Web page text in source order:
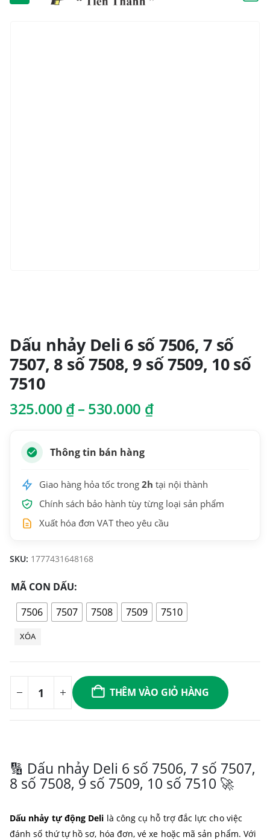
Dấu nhảy Deli 6 số 7506, 7 số
7507, 8 số 7508, 9 số 7509, 10 số
7510
325.000 ₫– 530.000 ₫Khoảng
530.000 ₫
Thông tin bán hàng
Giao hàng hỏa tốc trong 2h tại nội thành
Chính sách bảo hành tùy từng loại sản phẩm
Xuất hóa đơn VAT theo yêu cầu
SKU: 1777431648168
MÃ CON DẤU
7506
7507 7508 7509 7510
XÓA
THÊM VÀO GIỎ HÀNG
🔢 Dấu nhảy Deli 6 số 7506, 7 số 7507,
8 số 7508, 9 số 7509, 10 số 7510 🚀
Dấu nhảy tự động Deli là công cụ hỗ trợ đắc lực cho việc
đánh số thứ tự hồ sơ, hóa đơn, vé xe hoặc mã sản phẩm. Với